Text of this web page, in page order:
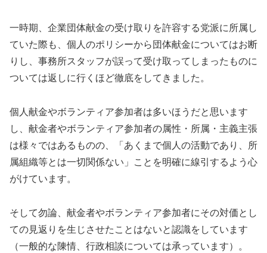
一時期、企業団体献金の受け取りを許容する党派に所属し
ていた際も、個人のポリシーから団体献金についてはお断
りし、事務所スタッフが誤って受け取ってしまったものに
ついては返しに行くほど徹底をしてきました。
個人献金やボランティア参加者は多いほうだと思います
し、献金者やボランティア参加者の属性・所属・主義主張
は様々ではあるものの、「あくまで個人の活動であり、所
属組織等とは一切関係ない」ことを明確に線引するよう心
がけています。
そして勿論、献金者やボランティア参加者にその対価とし
ての見返りを生じさせたことはないと認識をしています
（一般的な陳情、行政相談については承っています）。